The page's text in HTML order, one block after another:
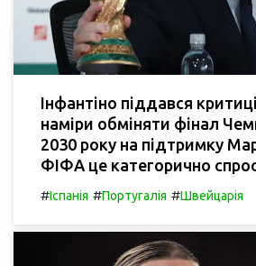
Інфантіно піддався
наміри обміняти фінал
2030 року на підтримку
ФІФА це категорично
#Іспанія #Португалія #Швейцарія